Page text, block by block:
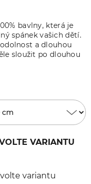
bavlny, která je
spánek vašich dětí.
a dlouhou
sloužit po dlouhou
VARIANTU
variantu